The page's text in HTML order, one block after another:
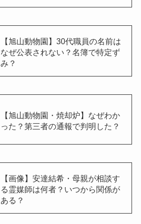
【旭山動物園】30代職員の名前は
なぜ公表されない？名簿で特定ず
み？
【旭山動物園・焼却炉】なぜわか
った？第三者の通報で判明した？
【画像】安達結希・母親が相談す
る霊媒師は何者？いつから関係が
ある？